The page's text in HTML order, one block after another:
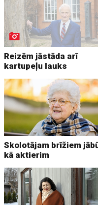
Reizēm jāstāda arī
kartupeļu lauks
Skolotājam brīžiem
kā aktierim